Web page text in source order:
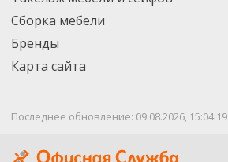
Сборка мебели
Бренды
Карта сайта
Последнее обновление: 09.08.2026, 15:04:19